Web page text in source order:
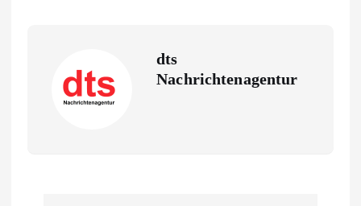
dts
Nachrichtenagentur